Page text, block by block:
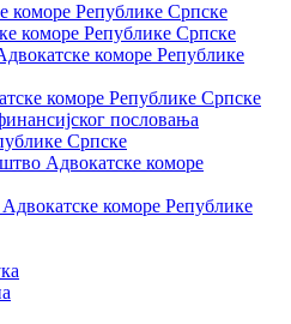
коморе Републике Српске
коморе Републике Српске
коморе Републике
коморе Републике Српске
пословања
Српске
Адвокатске коморе
коморе Републике